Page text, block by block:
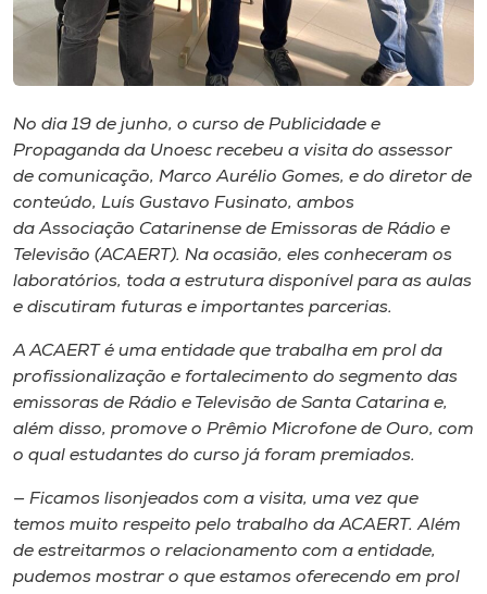
Unoesc
Store
Selecione
o idioma
A+
A-
No dia 19 de junho, o curso de Publicidade e
Propaganda da Unoesc recebeu a visita do assessor
de comunicação, Marco Aurélio Gomes, e do diretor de
conteúdo, Luís Gustavo Fusinato, ambos
da Associação Catarinense de Emissoras de Rádio e
Televisão (ACAERT). Na ocasião, eles conheceram os
laboratórios, toda a estrutura disponível para as aulas
e discutiram futuras e importantes parcerias.
A ACAERT é uma entidade que trabalha em prol da
profissionalização e fortalecimento do segmento das
emissoras de Rádio e Televisão de Santa Catarina e,
além disso, promove o Prêmio Microfone de Ouro, com
o qual estudantes do curso já foram premiados.
— Ficamos lisonjeados com a visita, uma vez que
temos muito respeito pelo trabalho da ACAERT. Além
de estreitarmos o relacionamento com a entidade,
pudemos mostrar o que estamos oferecendo em prol